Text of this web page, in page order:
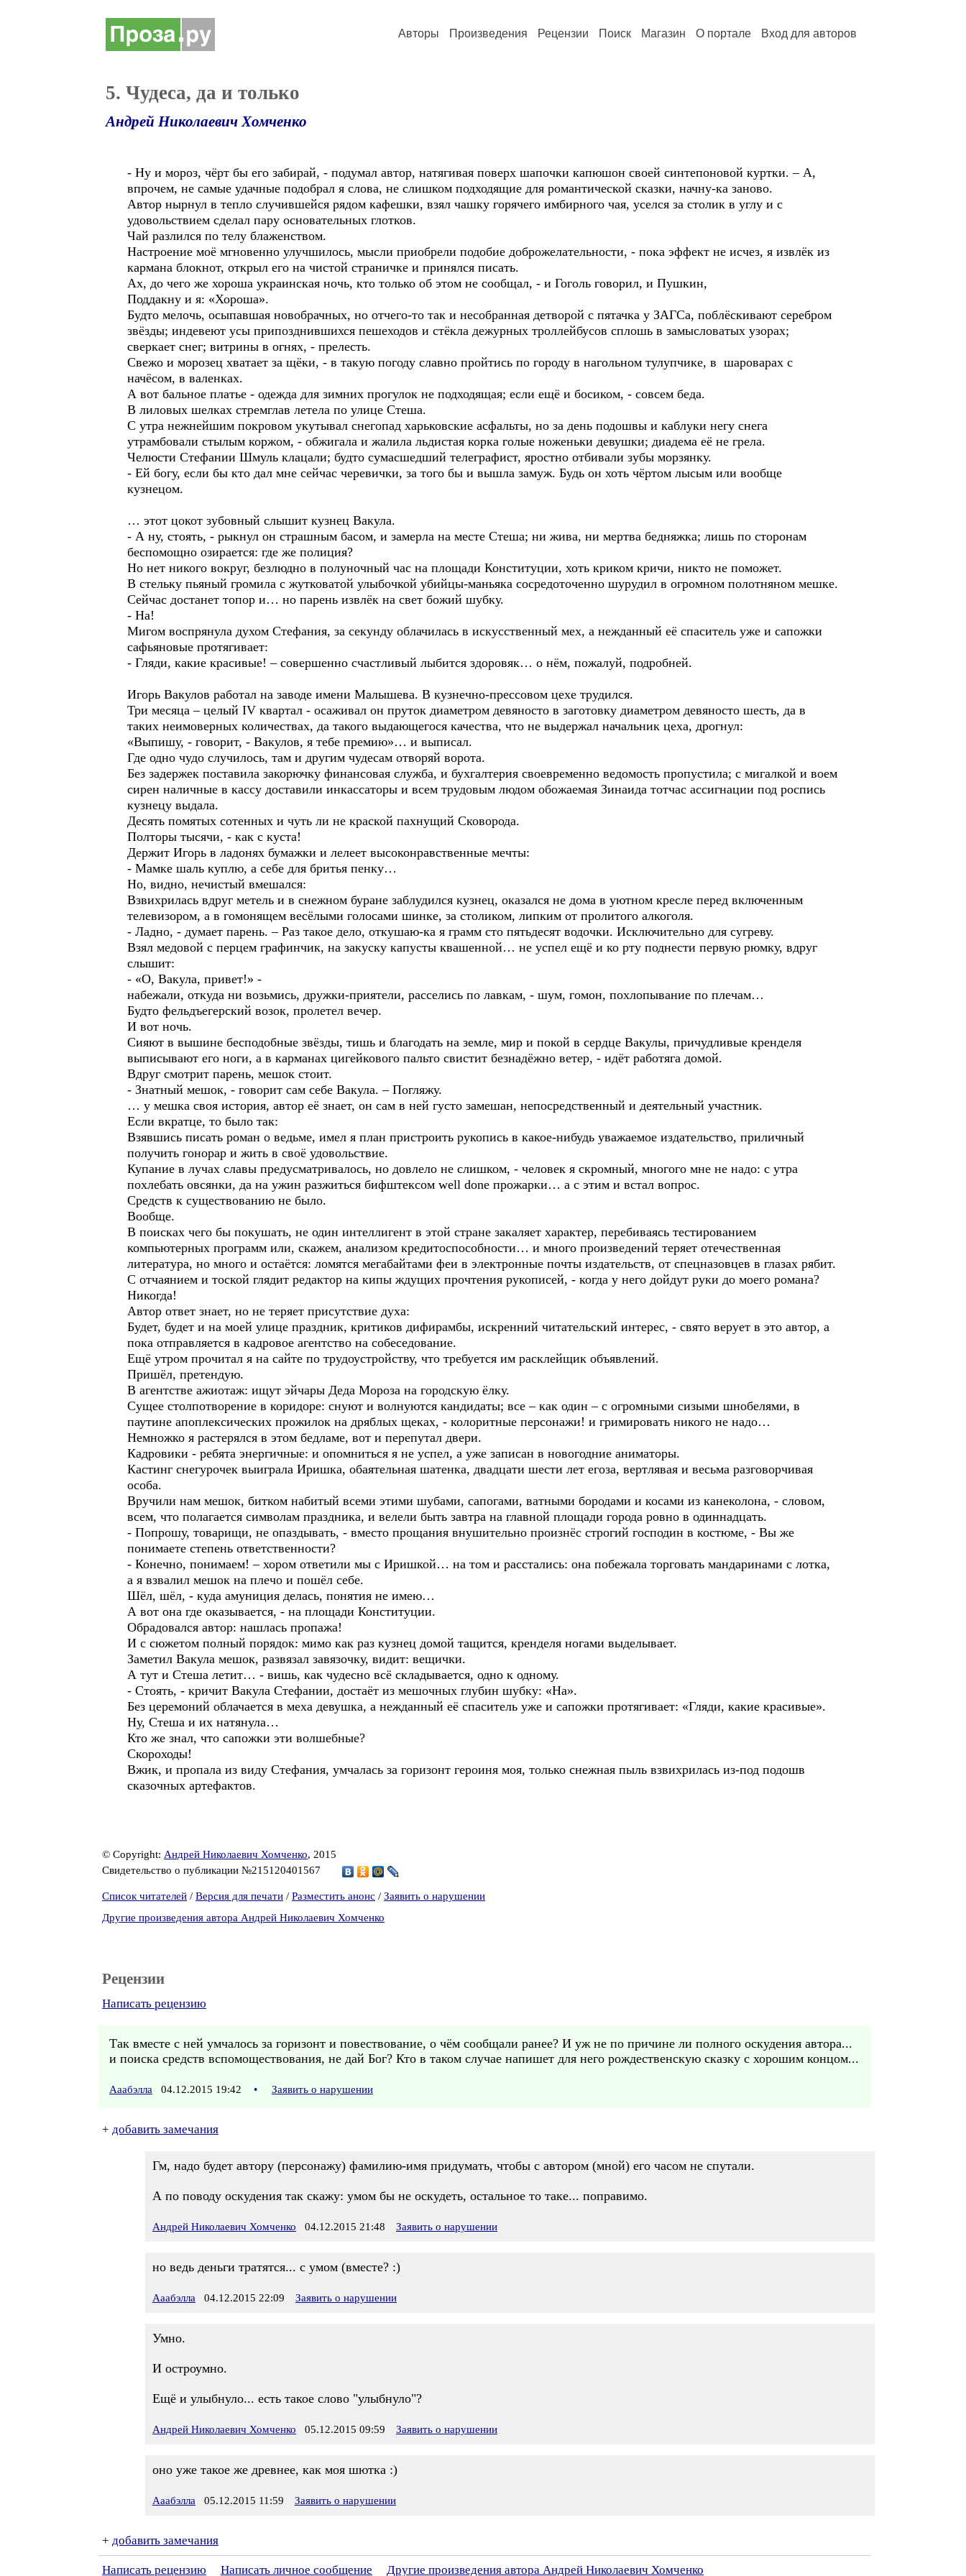
Авторы Произведения Рецензии Поиск Магазин О портале Вход для авторов
5. Чудеса, да и только
Андрей Николаевич Хомченко
- Ну и мороз, чёрт бы его забирай, - подумал автор, натягивая поверх шапочки капюшон своей синтепоновой куртки. – А,
впрочем, не самые удачные подобрал я слова, не слишком подходящие для романтической сказки, начну-ка заново.
Автор нырнул в тепло случившейся рядом кафешки, взял чашку горячего имбирного чая, уселся за столик в углу и с
удовольствием сделал пару основательных глотков.
Чай разлился по телу блаженством.
Настроение моё мгновенно улучшилось, мысли приобрели подобие доброжелательности, - пока эффект не исчез, я извлёк из
кармана блокнот, открыл его на чистой страничке и принялся писать.
Ах, до чего же хороша украинская ночь, кто только об этом не сообщал, - и Гоголь говорил, и Пушкин,
Поддакну и я: «Хороша».
Будто мелочь, осыпавшая новобрачных, но отчего-то так и несобранная детворой с пятачка у ЗАГСа, поблёскивают серебром
звёзды; индевеют усы припозднившихся пешеходов и стёкла дежурных троллейбусов сплошь в замысловатых узорах;
сверкает снег; витрины в огнях, - прелесть.
Свежо и морозец хватает за щёки, - в такую погоду славно пройтись по городу в нагольном тулупчике, в шароварах с
начёсом, в валенках.
А вот бальное платье - одежда для зимних прогулок не подходящая; если ещё и босиком, - совсем беда.
В лиловых шелках стремглав летела по улице Стеша.
С утра нежнейшим покровом укутывал снегопад харьковские асфальты, но за день подошвы и каблуки негу снега
утрамбовали стылым коржом, - обжигала и жалила льдистая корка голые ноженьки девушки; диадема её не грела.
Челюсти Стефании Шмуль клацали; будто сумасшедший телеграфист, яростно отбивали зубы морзянку.
- Ей богу, если бы кто дал мне сейчас черевички, за того бы и вышла замуж. Будь он хоть чёртом лысым или вообще
кузнецом.
… этот цокот зубовный слышит кузнец Вакула.
- А ну, стоять, - рыкнул он страшным басом, и замерла на месте Стеша; ни жива, ни мертва бедняжка; лишь по сторонам
беспомощно озирается: где же полиция?
Но нет никого вокруг, безлюдно в полуночный час на площади Конституции, хоть криком кричи, никто не поможет.
В стельку пьяный громила с жутковатой улыбочкой убийцы-маньяка сосредоточенно шурудил в огромном полотняном мешке.
Сейчас достанет топор и… но парень извлёк на свет божий шубку.
- На!
Мигом воспрянула духом Стефания, за секунду облачилась в искусственный мех, а нежданный её спаситель уже и сапожки
сафьяновые протягивает:
- Гляди, какие красивые! – совершенно счастливый лыбится здоровяк… о нём, пожалуй, подробней.
Игорь Вакулов работал на заводе имени Малышева. В кузнечно-прессовом цехе трудился.
Три месяца – целый IV квартал - осаживал он пруток диаметром девяносто в заготовку диаметром девяносто шесть, да в
таких неимоверных количествах, да такого выдающегося качества, что не выдержал начальник цеха, дрогнул:
«Выпишу, - говорит, - Вакулов, я тебе премию»… и выписал.
Где одно чудо случилось, там и другим чудесам отворяй ворота.
Без задержек поставила закорючку финансовая служба, и бухгалтерия своевременно ведомость пропустила; с мигалкой и воем
сирен наличные в кассу доставили инкассаторы и всем трудовым людом обожаемая Зинаида тотчас ассигнации под роспись
кузнецу выдала.
Десять помятых сотенных и чуть ли не краской пахнущий Сковорода.
Полторы тысячи, - как с куста!
Держит Игорь в ладонях бумажки и лелеет высоконравственные мечты:
- Мамке шаль куплю, а себе для бритья пенку…
Но, видно, нечистый вмешался:
Взвихрилась вдруг метель и в снежном буране заблудился кузнец, оказался не дома в уютном кресле перед включенным
телевизором, а в гомонящем весёлыми голосами шинке, за столиком, липким от пролитого алкоголя.
- Ладно, - думает парень. – Раз такое дело, откушаю-ка я грамм сто пятьдесят водочки. Исключительно для сугреву.
Взял медовой с перцем графинчик, на закуску капусты квашенной… не успел ещё и ко рту поднести первую рюмку, вдруг
слышит:
- «О, Вакула, привет!» -
набежали, откуда ни возьмись, дружки-приятели, расселись по лавкам, - шум, гомон, похлопывание по плечам…
Будто фельдъегерский возок, пролетел вечер.
И вот ночь.
Сияют в вышине бесподобные звёзды, тишь и благодать на земле, мир и покой в сердце Вакулы, причудливые кренделя
выписывают его ноги, а в карманах цигейкового пальто свистит безнадёжно ветер, - идёт работяга домой.
Вдруг смотрит парень, мешок стоит.
- Знатный мешок, - говорит сам себе Вакула. – Погляжу.
… у мешка своя история, автор её знает, он сам в ней густо замешан, непосредственный и деятельный участник.
Если вкратце, то было так:
Взявшись писать роман о ведьме, имел я план пристроить рукопись в какое-нибудь уважаемое издательство, приличный
получить гонорар и жить в своё удовольствие.
Купание в лучах славы предусматривалось, но довлело не слишком, - человек я скромный, многого мне не надо: с утра
похлебать овсянки, да на ужин разжиться бифштексом well done прожарки… а с этим и встал вопрос.
Средств к существованию не было.
Вообще.
В поисках чего бы покушать, не один интеллигент в этой стране закаляет характер, перебиваясь тестированием
компьютерных программ или, скажем, анализом кредитоспособности… и много произведений теряет отечественная
литература, но много и остаётся: ломятся мегабайтами феи в электронные почты издательств, от спецназовцев в глазах рябит.
С отчаянием и тоской глядит редактор на кипы ждущих прочтения рукописей, - когда у него дойдут руки до моего романа?
Никогда!
Автор ответ знает, но не теряет присутствие духа:
Будет, будет и на моей улице праздник, критиков дифирамбы, искренний читательский интерес, - свято верует в это автор, а
пока отправляется в кадровое агентство на собеседование.
Ещё утром прочитал я на сайте по трудоустройству, что требуется им расклейщик объявлений.
Пришёл, претендую.
В агентстве ажиотаж: ищут эйчары Деда Мороза на городскую ёлку.
Сущее столпотворение в коридоре: снуют и волнуются кандидаты; все – как один – с огромными сизыми шнобелями, в
паутине апоплексических прожилок на дряблых щеках, - колоритные персонажи! и гримировать никого не надо…
Немножко я растерялся в этом бедламе, вот и перепутал двери.
Кадровики - ребята энергичные: и опомниться я не успел, а уже записан в новогодние аниматоры.
Кастинг снегурочек выиграла Иришка, обаятельная шатенка, двадцати шести лет егоза, вертлявая и весьма разговорчивая
особа.
Вручили нам мешок, битком набитый всеми этими шубами, сапогами, ватными бородами и косами из канеколона, - словом,
всем, что полагается символам праздника, и велели быть завтра на главной площади города ровно в одиннадцать.
- Попрошу, товарищи, не опаздывать, - вместо прощания внушительно произнёс строгий господин в костюме, - Вы же
понимаете степень ответственности?
- Конечно, понимаем! – хором ответили мы с Иришкой… на том и расстались: она побежала торговать мандаринами с лотка,
а я взвалил мешок на плечо и пошёл себе.
Шёл, шёл, - куда амуниция делась, понятия не имею…
А вот она где оказывается, - на площади Конституции.
Обрадовался автор: нашлась пропажа!
И с сюжетом полный порядок: мимо как раз кузнец домой тащится, кренделя ногами выделывает.
Заметил Вакула мешок, развязал завязочку, видит: вещички.
А тут и Стеша летит… - вишь, как чудесно всё складывается, одно к одному.
- Стоять, - кричит Вакула Стефании, достаёт из мешочных глубин шубку: «На».
Без церемоний облачается в меха девушка, а нежданный её спаситель уже и сапожки протягивает: «Гляди, какие красивые».
Ну, Стеша и их натянула…
Кто же знал, что сапожки эти волшебные?
Скороходы!
Вжик, и пропала из виду Стефания, умчалась за горизонт героиня моя, только снежная пыль взвихрилась из-под подошв
сказочных артефактов.
© Copyright: Андрей Николаевич Хомченко, 2015
Свидетельство о публикации №215120401567
Список читателей / Версия для печати / Разместить анонс / Заявить о нарушении
Другие произведения автора Андрей Николаевич Хомченко
Рецензии
Написать рецензию
Так вместе с ней умчалось за горизонт и повествование, о чём сообщали ранее? И уж не по причине ли полного оскудения автора...
и поиска средств вспомоществования, не дай Бог? Кто в таком случае напишет для него рождественскую сказку с хорошим концом...
Ааабэлла 04.12.2015 19:42 • Заявить о нарушении
+ добавить замечания
Гм, надо будет автору (персонажу) фамилию-имя придумать, чтобы с автором (мной) его часом не спутали.
А по поводу оскудения так скажу: умом бы не оскудеть, остальное то таке... поправимо.
Андрей Николаевич Хомченко 04.12.2015 21:48 Заявить о нарушении
но ведь деньги тратятся... с умом (вместе? :)
Ааабэлла 04.12.2015 22:09 Заявить о нарушении
Умно.
И остроумно.
Ещё и улыбнуло... есть такое слово "улыбнуло"?
Андрей Николаевич Хомченко 05.12.2015 09:59 Заявить о нарушении
оно уже такое же древнее, как моя шютка :)
Ааабэлла 05.12.2015 11:59 Заявить о нарушении
+ добавить замечания
Написать рецензию Написать личное сообщение Другие произведения автора Андрей Николаевич Хомченко